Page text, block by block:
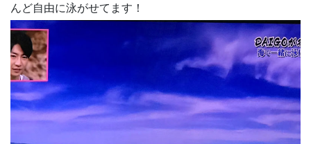
んど自由に泳がせてます！